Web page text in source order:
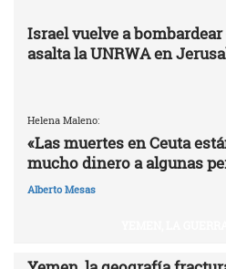
Israel vuelve a
asalta la UNRWA en
Helena Maleno:
«Las muertes en Ceuta
mucho dinero a algunas
Alberto Mesas